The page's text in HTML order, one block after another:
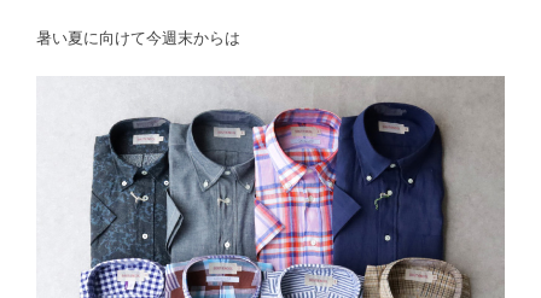
暑い夏に向けて今週末からは